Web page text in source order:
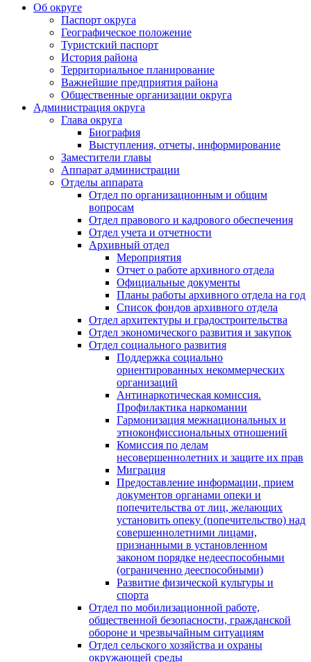
Об округе
Паспорт округа
Географическое положение
Туристский паспорт
История района
Территориальное планирование
Важнейшие предприятия района
Общественные организации округа
Администрация округа
Глава округа
Биография
Выступления, отчеты, информирование
Заместители главы
Аппарат администрации
Отделы аппарата
Отдел по организационным и общим
вопросам
Отдел правового и кадрового обеспечения
Отдел учета и отчетности
Архивный отдел
Мероприятия
Отчет о работе архивного отдела
Официальные документы
Планы работы архивного отдела на год
Список фондов архивного отдела
Отдел архитектуры и градостроительства
Отдел экономического развития и закупок
Отдел социального развития
Поддержка социально
ориентированных некоммерческих
организаций
Антинаркотическая комиссия.
Профилактика наркомании
Гармонизация межнациональных и
этноконфиссиональных отношений
Комиссия по делам
несовершеннолетних и защите их прав
Миграция
Предоставление информации, прием
документов органами опеки и
попечительства от лиц, желающих
установить опеку (попечительство) над
совершеннолетними лицами,
признанными в установленном
законом порядке недееспособными
(ограниченно дееспособными)
Развитие физической культуры и
спорта
Отдел по мобилизационной работе,
общественной безопасности, гражданской
оборонe и чрезвычайным ситуациям
Отдел сельского хозяйства и охраны
окружающей среды